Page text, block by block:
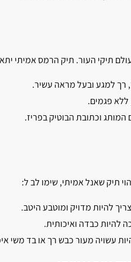
תיקי העור. תיק הרמס אמיתי
רך למגע ובעל מראה עשיר.
ללא פגמים.
וכתובת הבוטיק בפריז.
תיק שאנל אמיתי, שימו לב ל:
להיות כבדה ואיכותית.
עשויה מעור כבש רך או בד משי